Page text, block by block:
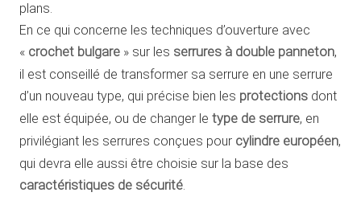
plans.
En ce qui concerne les techniques d’ouverture avec
« crochet bulgare » sur les serrures à double panneton,
il est conseillé de transformer sa serrure en une serrure
d’un nouveau type, qui précise bien les protections dont
elle est équipée, ou de changer le type de serrure, en
privilégiant les serrures conçues pour cylindre européen,
qui devra elle aussi être choisie sur la base des
caractéristiques de sécurité.